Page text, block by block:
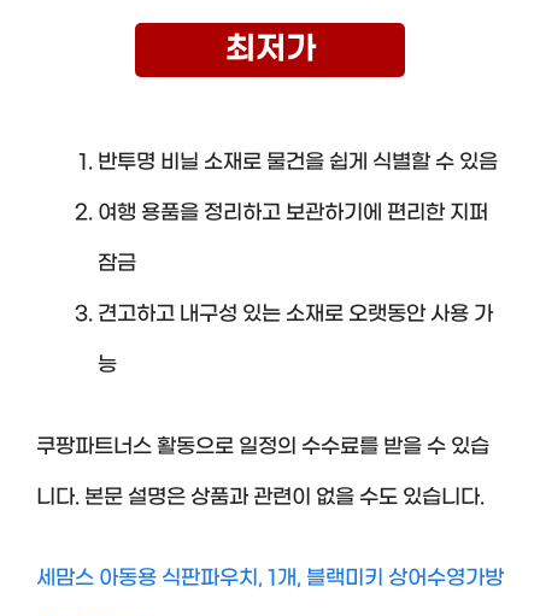
최저가
반투명 비닐 소재로 물건을 쉽게 식별할 수 있음
여행 용품을 정리하고 보관하기에 편리한 지퍼
잠금
견고하고 내구성 있는 소재로 오랫동안 사용 가
능
쿠팡파트너스 활동으로 일정의 수수료를 받을 수 있습
니다. 본문 설명은 상품과 관련이 없을 수도 있습니다.
세맘스 아동용 식판파우치, 1개, 블랙미키 상어수영가방